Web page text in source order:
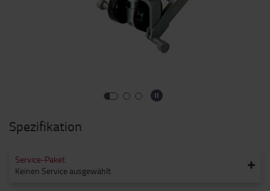
Spezifikation
Service-Paket
Keinen Service ausgewählt